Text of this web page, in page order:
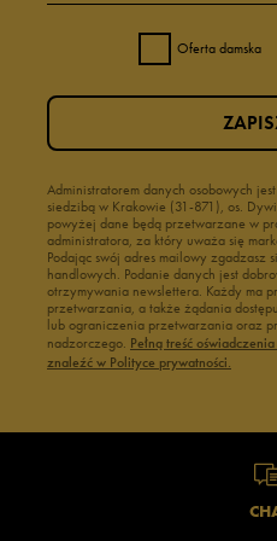
Oferta damska
Administratorem danych osobowych
siedzibą w Krakowie (31-871), os.
powyżej dane będą przetwarzane w
administratora, za który uważa się
Podając swój adres mailowy zgadzasz
handlowych. Podanie danych jest
otrzymywania newslettera. Każdy ma
przetwarzania, a także żądania
lub ograniczenia przetwarzania oraz
nadzorczego. Pełną treść
znaleźć w Polityce prywatności.